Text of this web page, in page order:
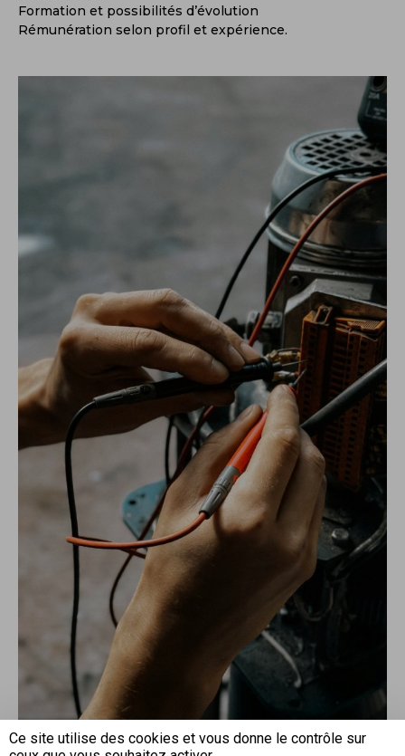
Formation et possibilités d’évolution
Rémunération selon profil et expérience.
Fiche de poste ici
Ce site utilise des cookies et vous donne le contrôle sur